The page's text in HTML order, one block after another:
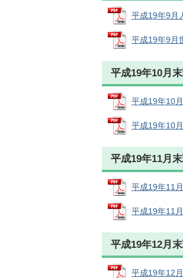
平成19年9月
平成19年9月
平成19年10月
平成19年10
平成19年10
平成19年11月
平成19年11
平成19年11
平成19年12月
平成19年12